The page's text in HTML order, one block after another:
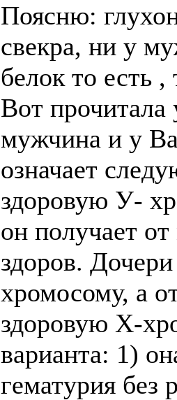
Поясню:
свекра, ни у
белок то есть ,
Вот прочитала
мужчина и у
означает
здоровую У-
он получает
здоров.
хромосому, а
здоровую Х-
варианта: 1)
гематурия